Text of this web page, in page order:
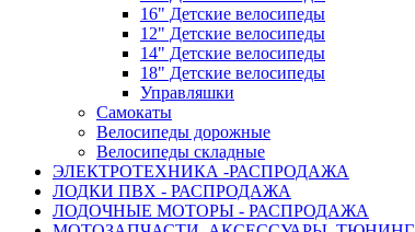
16" Детские велосипеды
12" Детские велосипеды
14" Детские велосипеды
18" Детские велосипеды
Управляшки
Самокаты
Велосипеды дорожные
Велосипеды складные
ЭЛЕКТРОТЕХНИКА -РАСПРОДАЖА
ЛОДКИ ПВХ - РАСПРОДАЖА
ЛОДОЧНЫЕ МОТОРЫ - РАСПРОДАЖА